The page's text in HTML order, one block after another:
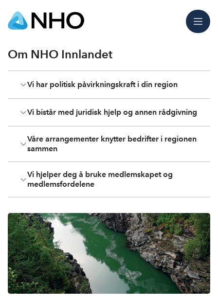
Meny
Om NHO Innlandet
Vi har politisk påvirkningskraft i din region
Vi bistår med juridisk hjelp og annen rådgivning
Våre arrangementer knytter bedrifter i regionen
sammen
Vi hjelper deg å bruke medlemskapet og
medlemsfordelene